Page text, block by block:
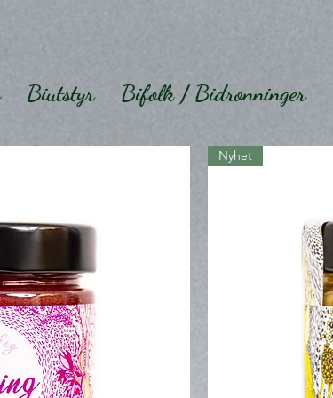
Biutstyr Bifolk / Bidronninger
Nyhet